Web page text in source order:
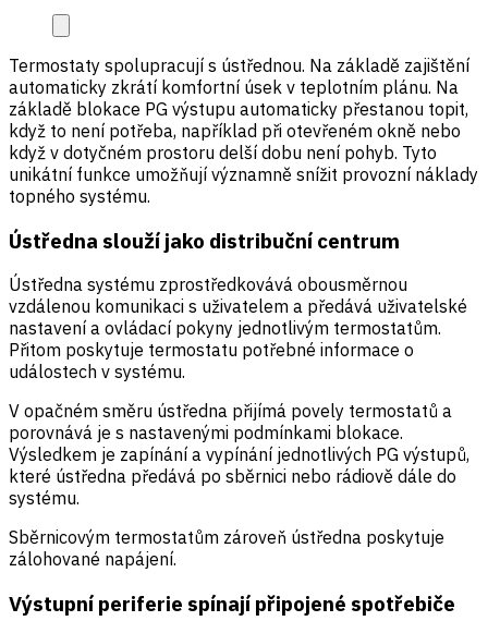
Termostaty spolupracují s ústřednou. Na základě zajištění
automaticky zkrátí komfortní úsek v teplotním plánu. Na
základě blokace PG výstupu automaticky přestanou topit,
když to není potřeba, například při otevřeném okně nebo
když v dotyčném prostoru delší dobu není pohyb. Tyto
unikátní funkce umožňují významně snížit provozní náklady
topného systému.
Ústředna slouží jako distribuční centrum
Ústředna systému zprostředkovává obousměrnou
vzdálenou komunikaci s uživatelem a předává uživatelské
nastavení a ovládací pokyny jednotlivým termostatům.
Přitom poskytuje termostatu potřebné informace o
událostech v systému.
V opačném směru ústředna přijímá povely termostatů a
porovnává je s nastavenými podmínkami blokace.
Výsledkem je zapínání a vypínání jednotlivých PG výstupů,
které ústředna předává po sběrnici nebo rádiově dále do
systému.
Sběrnicovým termostatům zároveň ústředna poskytuje
zálohované napájení.
Výstupní periferie spínají připojené spotřebiče